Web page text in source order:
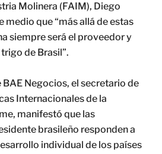
Molinera (FAIM), Diego
medio que “más allá de estas
siempre será el proveedor y
de Brasil”.
Negocios, el secretario de
Internacionales de la
manifestó que las
brasileño responden a
individual de los países